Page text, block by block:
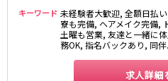
キーワード 未経験者大歓迎, 全額日払
寮も完備, ヘアメイク完備,
土曜も営業, 友達と一緒に
務OK, 指名バックあり, 同
求人詳細
飯能・狭山
深谷
坂戸・東松山
五反田駅
恵比
渋谷駅
御徒
日暮
大塚